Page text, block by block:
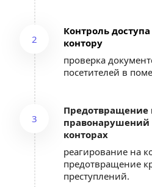
2
Контроль
контору
проверка
посетителей в
3
Предотвращение
правонарушений
конторах
реагирование на
предотвращение
преступлений.